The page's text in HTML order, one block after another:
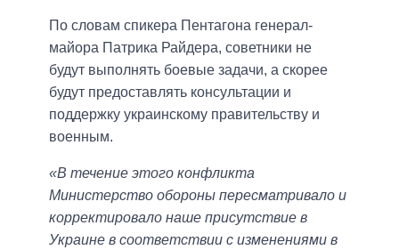
По словам спикера Пентагона генерал-
майора Патрика Райдера, советники не
будут выполнять боевые задачи, а скорее
будут предоставлять консультации и
поддержку украинскому правительству и
военным.
«В течение этого конфликта
Министерство обороны пересматривало и
корректировало наше присутствие в
Украине в соответствии с изменениями в